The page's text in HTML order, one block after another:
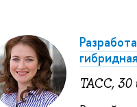
ТАСС, 30